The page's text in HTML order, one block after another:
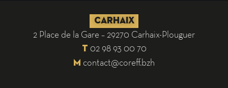
CARHAIX
2 Place de la Gare – 29270 Carhaix-Plouguer
T 02 98 93 00 70
M contact@coreff.bzh